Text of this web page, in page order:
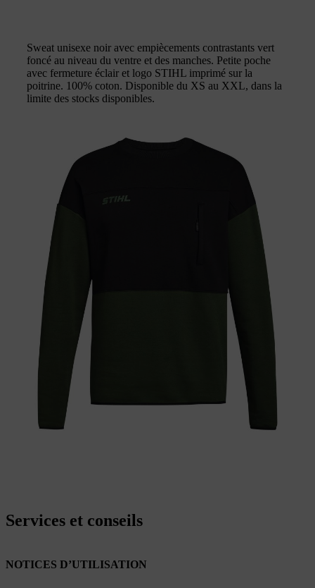
Sweat unisexe noir avec empiècements contrastants vert
foncé au niveau du ventre et des manches. Petite poche
avec fermeture éclair et logo STIHL imprimé sur la
poitrine. 100% coton. Disponible du XS au XXL, dans la
limite des stocks disponibles.
Services et conseils
NOTICES D’UTILISATION